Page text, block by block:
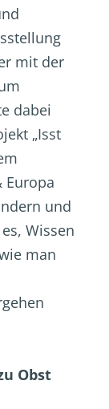
mit der
dabei
„Isst
Europa
und
Wissen
man
Obst